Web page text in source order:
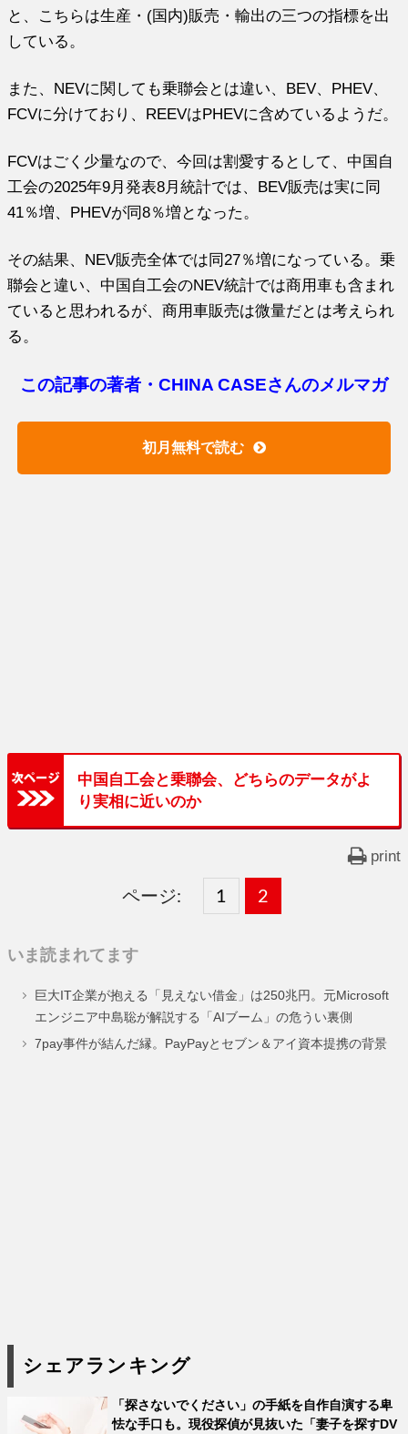
と、こちらは生産・(国内)販売・輸出の三つの指標を出
している。
また、NEVに関しても乗聯会とは違い、BEV、PHEV、
FCVに分けており、REEVはPHEVに含めているようだ。
FCVはごく少量なので、今回は割愛するとして、中国自
工会の2025年9月発表8月統計では、BEV販売は実に同
41％増、PHEVが同8％増となった。
その結果、NEV販売全体では同27％増になっている。乗
聯会と違い、中国自工会のNEV統計では商用車も含まれ
ていると思われるが、商用車販売は微量だとは考えられ
る。
この記事の著者・CHINA CASEさんのメルマガ
初月無料で読む
中国自工会と乗聯会、どちらのデータがよ
り実相に近いのか
print
ページ:
固
ー
ジ
1 ,
固
ー
ジ
2
いま読まれてます
巨大IT企業が抱える「見えない借金」は250兆円。元Microsoft
エンジニア中島聡が解説する「AIブーム」の危うい裏側
7pay事件が結んだ縁。PayPayとセブン＆アイ資本提携の背景
シェアランキング
「探さないでください」の手紙を自作自演する卑
怯な手口も。現役探偵が見抜いた「妻子を探すDV